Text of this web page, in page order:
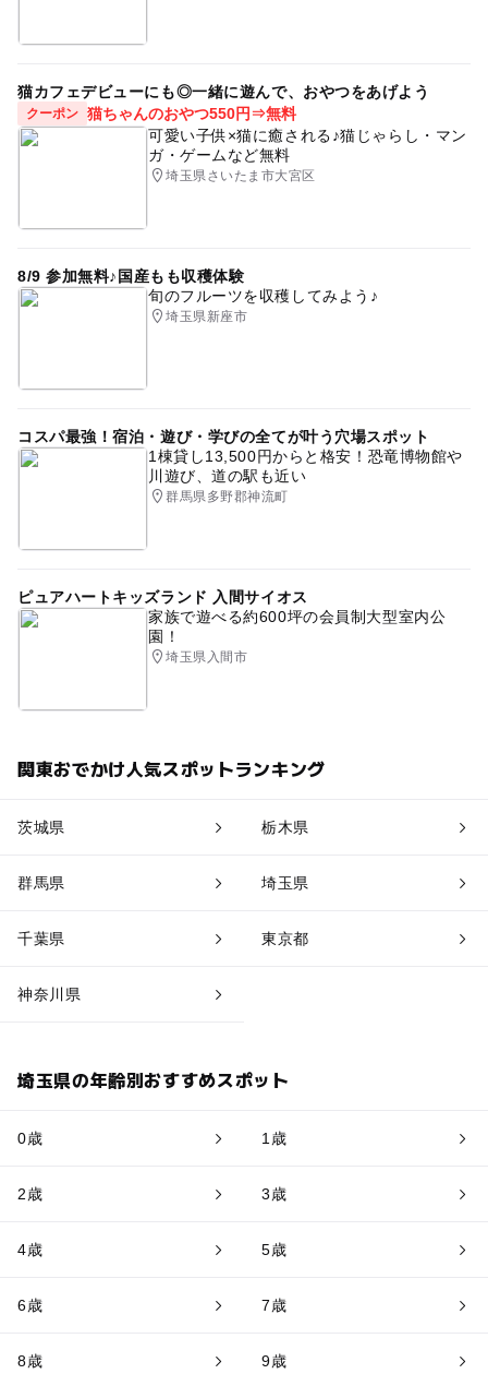
猫カフェデビューにも◎一緒に遊んで、おやつをあげよう
クーポン 猫ちゃんのおやつ550円⇒無料
可愛い子供×猫に癒される♪猫じゃらし・マン
ガ・ゲームなど無料
埼玉県さいたま市大宮区
8/9 参加無料♪国産もも収穫体験
旬のフルーツを収穫してみよう♪
埼玉県新座市
コスパ最強！宿泊・遊び・学びの全てが叶う穴場スポット
1棟貸し13,500円からと格安！恐竜博物館や
川遊び、道の駅も近い
群馬県多野郡神流町
ピュアハートキッズランド 入間サイオス
家族で遊べる約600坪の会員制大型室内公
園！
埼玉県入間市
関東おでかけ人気スポットランキング
茨城県 栃木県
群馬県 埼玉県
千葉県 東京都
神奈川県
埼玉県の年齢別おすすめスポット
0歳 1歳
2歳 3歳
4歳 5歳
6歳 7歳
8歳 9歳